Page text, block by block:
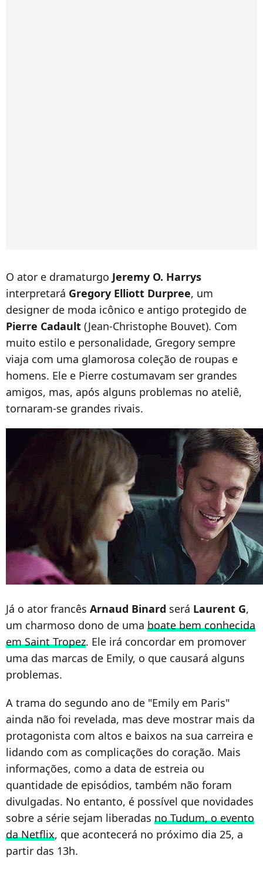
O ator e dramaturgo Jeremy O. Harrys
interpretará Gregory Elliott Durpree, um
designer de moda icônico e antigo protegido de
Pierre Cadault (Jean-Christophe Bouvet). Com
muito estilo e personalidade, Gregory sempre
viaja com uma glamorosa coleção de roupas e
homens. Ele e Pierre costumavam ser grandes
amigos, mas, após alguns problemas no ateliê,
tornaram-se grandes rivais.
Já o ator francês Arnaud Binard será Laurent G,
um charmoso dono de uma boate bem conhecida
em Saint Tropez. Ele irá concordar em promover
uma das marcas de Emily, o que causará alguns
problemas.
A trama do segundo ano de "Emily em Paris"
ainda não foi revelada, mas deve mostrar mais da
protagonista com altos e baixos na sua carreira e
lidando com as complicações do coração. Mais
informações, como a data de estreia ou
quantidade de episódios, também não foram
divulgadas. No entanto, é possível que novidades
sobre a série sejam liberadas no Tudum, o evento
da Netflix, que acontecerá no próximo dia 25, a
partir das 13h.